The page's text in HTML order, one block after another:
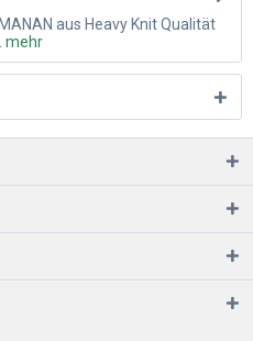
aus Heavy Knit Qualität
mehr